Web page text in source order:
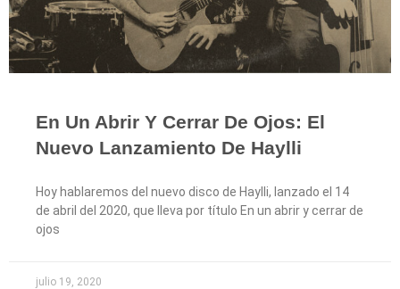
En Un Abrir Y Cerrar De Ojos: El
Nuevo Lanzamiento De Haylli
Hoy hablaremos del nuevo disco de Haylli, lanzado el 14
de abril del 2020, que lleva por título En un abrir y cerrar de
ojos
julio 19, 2020